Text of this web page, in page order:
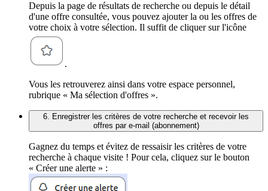
Depuis la page de résultats de recherche ou depuis le détail
d'une offre consultée, vous pouvez ajouter la ou les offres de
votre choix à votre sélection. Il suffit de cliquer sur l'icône
.
Vous les retrouverez ainsi dans votre espace personnel,
rubrique « Ma sélection d'offres ».
6. Enregistrer les critères de votre recherche et recevoir les
offres par e-mail (abonnement)
Gagnez du temps et évitez de ressaisir les critères de votre
recherche à chaque visite ! Pour cela, cliquez sur le bouton
« Créer une alerte » :